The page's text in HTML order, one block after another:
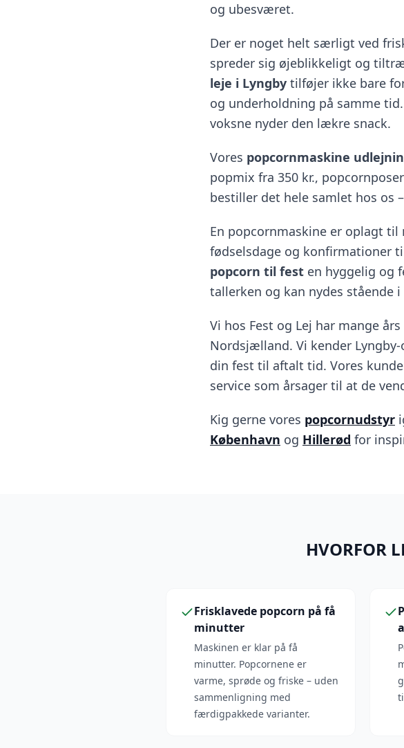
og ubesværet.
Der er noget helt særligt ved
spreder sig øjeblikkeligt og
leje i Lyngby tilføjer ikke bare
og underholdning på samme
voksne nyder den lækre snack.
Vores popcornmaskine
popmix fra 350 kr.,
bestiller det hele samlet hos os
En popcornmaskine er oplagt til
fødselsdage og konfirmationer
popcorn til fest en hyggelig og
tallerken og kan nydes stående
Vi hos Fest og Lej har mange
Nordsjælland. Vi kender
din fest til aftalt tid. Vores
service som årsager til at de
Kig gerne vores popcornudstyr
København og Hillerød for
HVORFOR
Frisklavede popcorn på få
minutter
Maskinen er klar på få
minutter. Popcornene er
varme, sprøde og friske – uden
sammenligning med
færdigpakkede varianter.